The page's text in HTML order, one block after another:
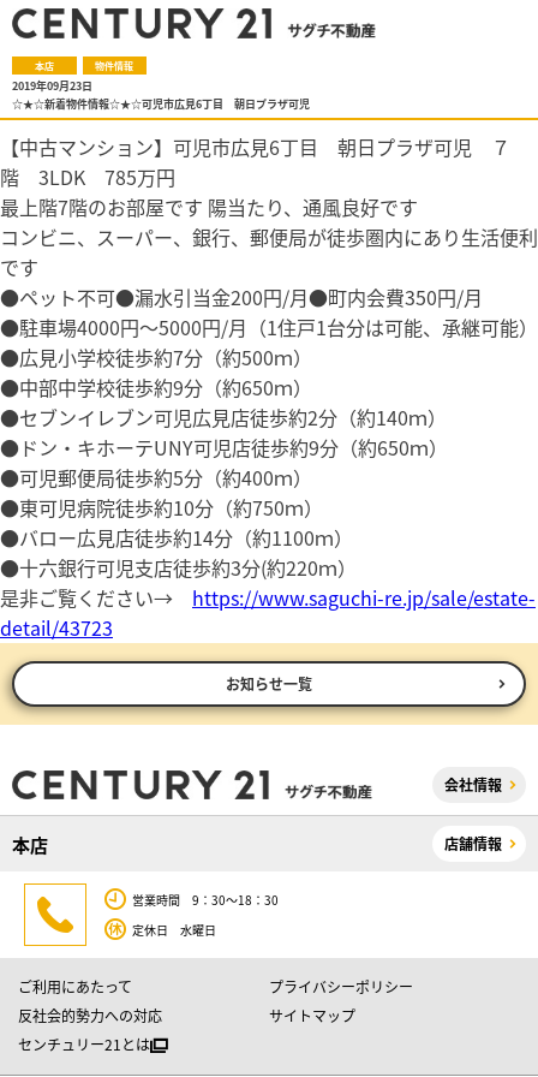
本店 物件情報
2019年09月23日
☆★☆新着物件情報☆★☆可児市広見6丁目 朝日プラザ可児
【中古マンション】可児市広見6丁目 朝日プラザ可児 ７
階 3LDK 785万円
最上階7階のお部屋です 陽当たり、通風良好です
コンビニ、スーパー、銀行、郵便局が徒歩圏内にあり生活便利
です
●ペット不可●漏水引当金200円/月●町内会費350円/月
●駐車場4000円～5000円/月（1住戸1台分は可能、承継可能）
●広見小学校徒歩約7分（約500ｍ）
●中部中学校徒歩約9分（約650ｍ）
●セブンイレブン可児広見店徒歩約2分（約140ｍ）
●ドン・キホーテUNY可児店徒歩約9分（約650ｍ）
●可児郵便局徒歩約5分（約400ｍ）
●東可児病院徒歩約10分（約750ｍ）
●バロー広見店徒歩約14分（約1100ｍ）
●十六銀行可児支店徒歩約3分(約220ｍ）
是非ご覧ください→ https://www.saguchi-re.jp/sale/estate-
detail/43723
お知らせ一覧
会社情報
本店 店舗情報
営業時間 9：30～18：30
定休日 水曜日
ご利用にあたって
プライバシーポリシー
反社会的勢力への対応
サイトマップ
センチュリー21とは